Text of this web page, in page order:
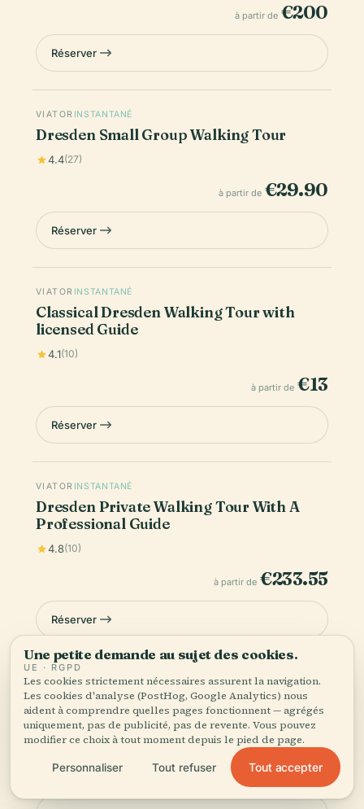
à partir de €200
Réserver
VIATOR INSTANTANÉ
Dresden Small Group Walking Tour
4.4(27)
à partir de €29.90
Réserver
VIATOR INSTANTANÉ
Classical Dresden Walking Tour with
licensed Guide
4.1(10)
à partir de €13
Réserver
VIATOR INSTANTANÉ
Dresden Private Walking Tour With A
Professional Guide
4.8(10)
à partir de €233.55
Réserver
VIATOR
Private Walking Tour of Dresden with
official tour guide
4.7(7)
à partir de €157.15
Une petite demande au sujet des cookies.
UE · RGPD
Les cookies strictement nécessaires assurent la navigation.
Les cookies d'analyse (PostHog, Google Analytics) nous
aident à comprendre quelles pages fonctionnent — agrégés
uniquement, pas de publicité, pas de revente. Vous pouvez
modifier ce choix à tout moment depuis le pied de page.
Personnaliser Tout refuser Tout accepter